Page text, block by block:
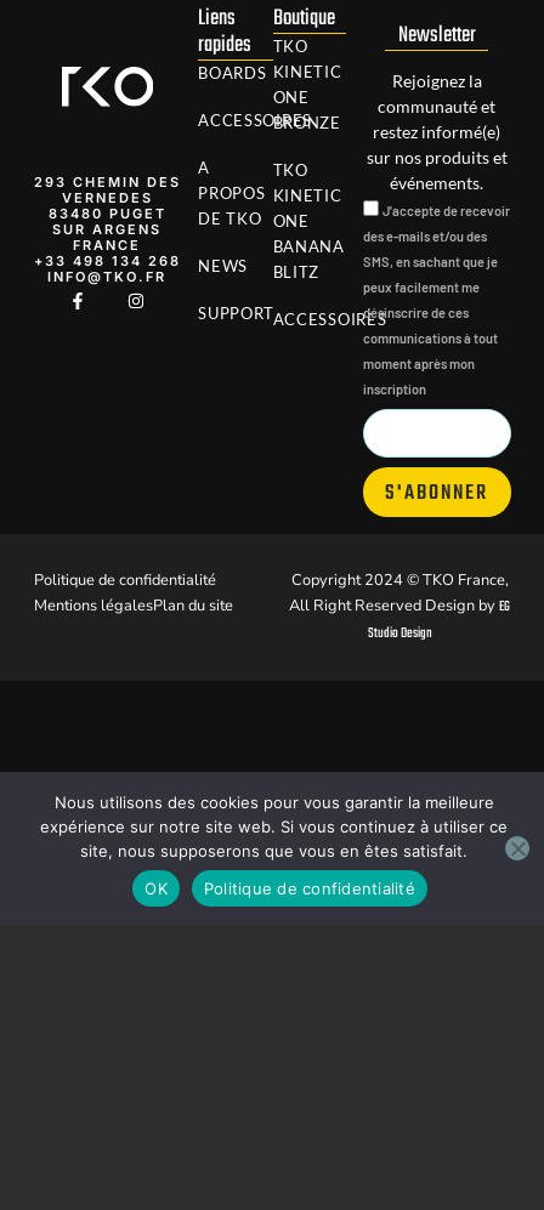
293 CHEMIN DES
VERNEDES
83480 PUGET
SUR ARGENS
FRANCE
‭+33 498 134 268‬
INFO@TKO.FR
Liens
rapides
BOARDS
ACCESSOIRES
A
PROPOS
DE TKO
NEWS
SUPPORT
Boutique
TKO
KINETIC
ONE
BRONZE
TKO
KINETIC
ONE
BANANA
BLITZ
ACCESSOIRES
Newsletter
Rejoignez la
communauté et
restez informé(e)
sur nos produits et
événements.
J'accepte de recevoir
des e-mails et/ou des
SMS, en sachant que je
peux facilement me
désinscrire de ces
communications à tout
moment après mon
inscription
S'ABONNER
Politique de confidentialité
Mentions légalesPlan du site
Copyright 2024 © TKO France,
All Right Reserved Design byEG
Studio Design
Nous utilisons des cookies pour vous garantir la meilleure
expérience sur notre site web. Si vous continuez à utiliser ce
site, nous supposerons que vous en êtes satisfait.
OK
Politique de confidentialité